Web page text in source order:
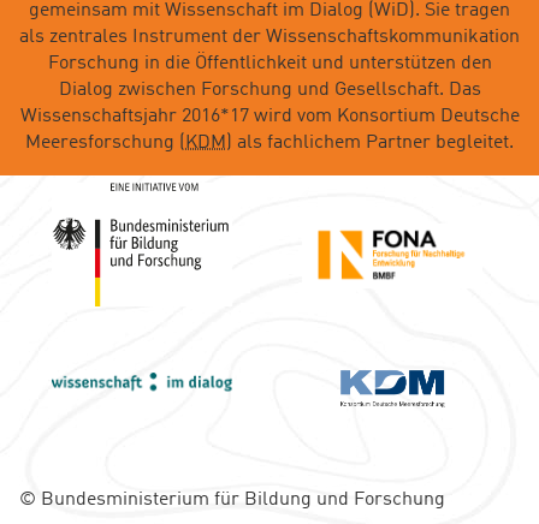
gemeinsam mit Wissenschaft im Dialog (WiD). Sie tragen
als zentrales Instrument der Wissenschaftskommunikation
Forschung in die Öffentlichkeit und unterstützen den
Dialog zwischen Forschung und Gesellschaft. Das
Wissenschaftsjahr 2016*17 wird vom Konsortium Deutsche
Meeresforschung (KDM) als fachlichem Partner begleitet.
© Bundesministerium für Bildung und Forschung